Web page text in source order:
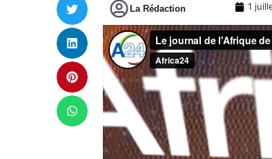
La Rédaction 1